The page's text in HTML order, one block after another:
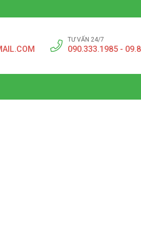
TƯ VẤN 24/7
090.333.1985 -